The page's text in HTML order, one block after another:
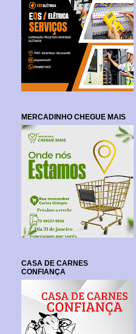
MERCADINHO CHEGUE MAIS
CASA DE CARNES
CONFIANÇA